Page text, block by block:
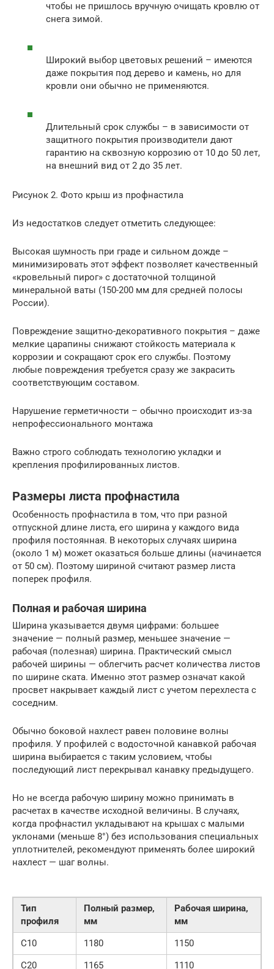
чтобы не пришлось вручную очищать кровлю от
снега зимой.
Широкий выбор цветовых решений – имеются
даже покрытия под дерево и камень, но для
кровли они обычно не применяются.
Длительный срок службы – в зависимости от
защитного покрытия производители дают
гарантию на сквозную коррозию от 10 до 50 лет,
на внешний вид от 2 до 35 лет.
Рисунок 2. Фото крыш из профнастила
Из недостатков следует отметить следующее:
Высокая шумность при граде и сильном дожде –
минимизировать этот эффект позволяет качественный
«кровельный пирог» с достаточной толщиной
минеральной ваты (150-200 мм для средней полосы
России).
Повреждение защитно-декоративного покрытия – даже
мелкие царапины снижают стойкость материала к
коррозии и сокращают срок его службы. Поэтому
любые повреждения требуется сразу же закрасить
соответствующим составом.
Нарушение герметичности – обычно происходит из-за
непрофессионального монтажа
Важно строго соблюдать технологию укладки и
крепления профилированных листов.
Размеры листа профнастила
Особенность профнастила в том, что при разной
отпускной длине листа, его ширина у каждого вида
профиля постоянная. В некоторых случаях ширина
(около 1 м) может оказаться больше длины (начинается
от 50 см). Поэтому шириной считают размер листа
поперек профиля.
Полная и рабочая ширина
Ширина указывается двумя цифрами: большее
значение — полный размер, меньшее значение —
рабочая (полезная) ширина. Практический смысл
рабочей ширины — облегчить расчет количества листов
по ширине ската. Именно этот размер означат какой
просвет накрывает каждый лист с учетом перехлеста с
соседним.
Обычно боковой нахлест равен половине волны
профиля. У профилей с водосточной канавкой рабочая
ширина выбирается с таким условием, чтобы
последующий лист перекрывал канавку предыдущего.
Но не всегда рабочую ширину можно принимать в
расчетах в качестве исходной величины. В случаях,
когда профнастил укладывают на крышах с малыми
уклонами (меньше 8°) без использования специальных
уплотнителей, рекомендуют применять более широкий
нахлест — шаг волны.
Тип
профиля
Полный размер,
мм
Рабочая ширина,
мм
C10
1180
1150
C20
1165 1110